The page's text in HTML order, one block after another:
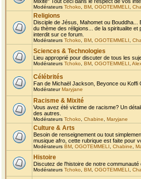
Modérateurs Tchoko BM OGOTEMMELI
Religions
Disciple de Jésus, Mahomet ou
du thème des réligions... de la spiritualite
interdit sur ce forum.
Modérateurs Tchoko BM OGOTEMMELI
Sciences & Technologies
Lieu approprié pour discuter de tous les
Modérateurs Tchoko BM OGOTEMMELI
Célébrités
Fan de Michaël Jackson, Beyonce ou
ModérateurMaryjane
Racisme & Mixité
Vous avez été victime de racisme? Un
des autres.
Modérateurs Tchoko Chabine Maryjane
Culture & Arts
Besoin de renseignement ou tout
musique afro, cette rubrique est faite pour
Modérateurs BM OGOTEMMELI Chabine
Histoire
Discutez de l'histoire de notre communauté
Modérateurs Tchoko BM OGOTEMMELI